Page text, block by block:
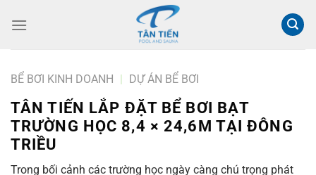
đến
BỂ BƠI KINH DOANH | DỰ ÁN BỂ BƠI
TÂN TIẾN LẮP ĐẶT BỂ BƠI BẠT
TRƯỜNG HỌC 8,4 × 24,6M TẠI ĐÔNG
TRIỀU
Trong bối cảnh các trường học ngày càng chú trọng phát